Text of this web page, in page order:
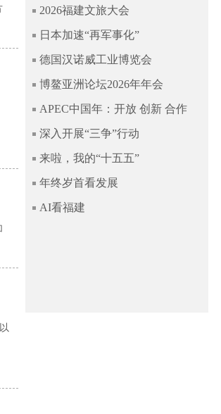
2026福建文旅大会
日本加速“再军事化”
德国汉诺威工业博览会
博鳌亚洲论坛2026年年会
APEC中国年：开放 创新 合作
深入开展“三争”行动
来啦，我的“十五五”
年终岁首看发展
AI看福建